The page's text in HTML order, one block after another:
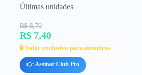
Últimas unidades
R$ 8,70
R$ 7,40
🔒 Valor exclusivo para membros
👉 Assinar Club Pro